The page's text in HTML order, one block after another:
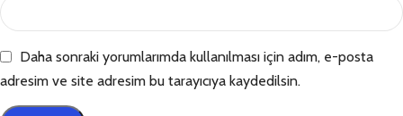
Daha sonraki yorumlarımda kullanılması için adım, e-posta
adresim ve site adresim bu tarayıcıya kaydedilsin.